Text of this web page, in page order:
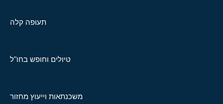
תעופה קלה
טיולים וחופש בחו"ל
משכנתאות וייעוץ מחזור